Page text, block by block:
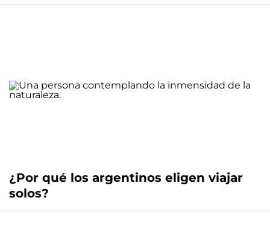
¿Por qué los argentinos eligen viajar
solos?